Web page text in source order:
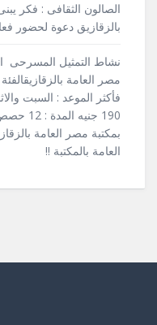
الصالون الثقافى : فكر
بالزقازيق دعوة لحضور
نشاط التمثيل المسرحى
190
بمكتبة مصر العامة
العامة بالمكتبة !!